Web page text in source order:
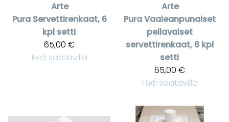
Arte
Pura Servettirenkaat, 6
kpl setti
65,00 €
Heti saatavilla
Arte
PuraVaaleanpunaiset
pellavaiset
servettirenkaat, 6 kpl
setti
65,00 €
Heti saatavilla